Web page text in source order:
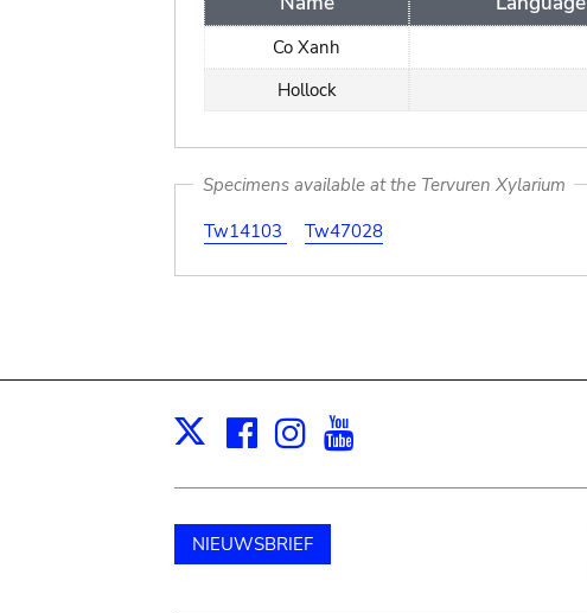
Co Xanh
Hollock
Specimens available at the Tervuren Xylarium
Tw14103
Tw47028
X Facebook
Instagram
NIEUWSBRIEF